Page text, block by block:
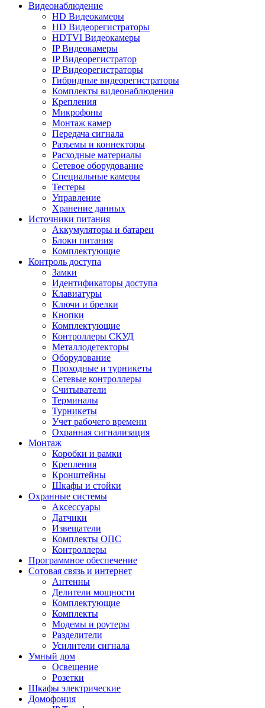
Видеонаблюдение
HD Видеокамеры
HD Видеорегистраторы
HDTVI Видеокамеры
IP Видеокамеры
IP Видеорегистратор
IP Видеорегистраторы
Гибридные видеорегистраторы
Комплекты видеонаблюдения
Крепления
Микрофоны
Монтаж камер
Передача сигнала
Разъемы и коннекторы
Расходные материалы
Сетевое оборудование
Специальные камеры
Тестеры
Управление
Хранение данных
Источники питания
Аккумуляторы и батареи
Блоки питания
Комплектующие
Контроль доступа
Замки
Идентификаторы доступа
Клавиатуры
Ключи и брелки
Кнопки
Комплектующие
Контроллеры СКУД
Металлодетекторы
Оборудование
Проходные и турникеты
Сетевые контроллеры
Считыватели
Терминалы
Турникеты
Учет рабочего времени
Охранная сигнализация
Монтаж
Коробки и рамки
Крепления
Кронштейны
Шкафы и стойки
Охранные системы
Аксессуары
Датчики
Извещатели
Комплекты ОПС
Контроллеры
Программное обеспечение
Сотовая связь и интернет
Антенны
Делители мощности
Комплектующие
Комплекты
Модемы и роутеры
Разделители
Усилители сигнала
Умный дом
Освещение
Розетки
Шкафы электрические
Домофония